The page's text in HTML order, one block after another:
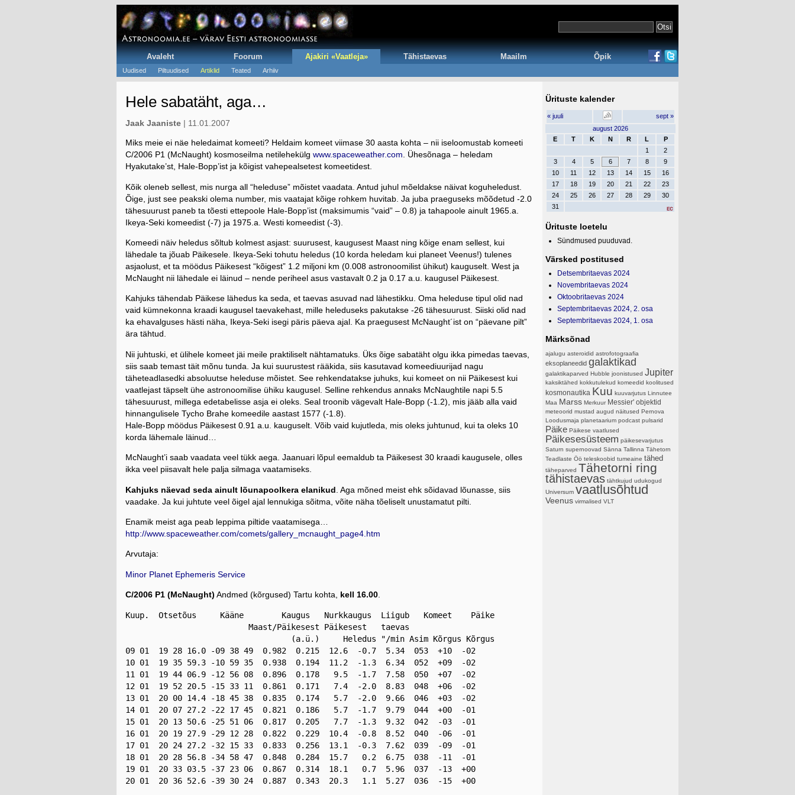
Avaleht Foorum Ajakiri «Vaatleja» Tähistaevas Maailm Õpik
Uudised Piltuudised Artiklid Teated Arhiiv
Hele sabatäht, aga…
Jaak Jaaniste | 11.01.2007
Miks meie ei näe heledaimat komeeti? Heldaim komeet viimase 30 aasta kohta – nii iseloomustab komeeti
C/2006 P1 (McNaught) kosmoseilma netilehekülg www.spaceweather.com. Ühesõnaga – heledam
Hyakutake’st, Hale-Bopp’ist ja kõigist vahepealsetest komeetidest.
Kõik oleneb sellest, mis nurga all “heleduse” mõistet vaadata. Antud juhul mõeldakse näivat koguheledust.
Õige, just see peakski olema number, mis vaatajat kõige rohkem huvitab. Ja juba praeguseks mõõdetud -2.0
tähesuurust paneb ta tõesti ettepoole Hale-Bopp’ist (maksimumis “vaid” – 0.8) ja tahapoole ainult 1965.a.
Ikeya-Seki komeedist (-7) ja 1975.a. Westi komeedist (-3).
Komeedi näiv heledus sõltub kolmest asjast: suurusest, kaugusest Maast ning kõige enam sellest, kui
lähedale ta jõuab Päikesele. Ikeya-Seki tohutu heledus (10 korda heledam kui planeet Veenus!) tulenes
asjaolust, et ta möödus Päikesest “kõigest” 1.2 miljoni km (0.008 astronoomilist ühikut) kauguselt. West ja
McNaught nii lähedale ei läinud – nende periheel asus vastavalt 0.2 ja 0.17 a.u. kaugusel Päikesest.
Kahjuks tähendab Päikese lähedus ka seda, et taevas asuvad nad lähestikku. Oma heleduse tipul olid nad
vaid kümnekonna kraadi kaugusel taevakehast, mille heleduseks pakutakse -26 tähesuurust. Siiski olid nad
ka ehavalguses hästi näha, Ikeya-Seki isegi päris päeva ajal. Ka praegusest McNaught´ist on “päevane pilt”
ära tähtud.
Nii juhtuski, et ülihele komeet jäi meile praktiliselt nähtamatuks. Üks õige sabatäht olgu ikka pimedas taevas,
siis saab temast täit mõnu tunda. Ja kui suurustest rääkida, siis kasutavad komeediuurijad nagu
täheteadlasedki absoluutse heleduse mõistet. See rehkendatakse juhuks, kui komeet on nii Päikesest kui
vaatlejast täpselt ühe astronoomilise ühiku kaugusel. Selline rehkendus annaks McNaughtile napi 5.5
tähesuurust, millega edetabelisse asja ei oleks. Seal troonib vägevalt Hale-Bopp (-1.2), mis jääb alla vaid
hinnangulisele Tycho Brahe komeedile aastast 1577 (-1.8).
Hale-Bopp möödus Päikesest 0.91 a.u. kauguselt. Võib vaid kujutleda, mis oleks juhtunud, kui ta oleks 10
korda lähemale läinud…
McNaught’i saab vaadata veel tükk aega. Jaanuari lõpul eemaldub ta Päikesest 30 kraadi kaugusele, olles
ikka veel piisavalt hele palja silmaga vaatamiseks.
Kahjuks näevad seda ainult lõunapoolkera elanikud . Aga mõned meist ehk sõidavad lõunasse, siis
vaadake. Ja kui juhtute veel õigel ajal lennukiga sõitma, võite näha tõeliselt unustamatut pilti.
Enamik meist aga peab leppima piltide vaatamisega…
http://www.spaceweather.com/comets/gallery_mcnaught_page4.htm
Arvutaja:
Minor Planet Ephemeris Service
C/2006 P1 (McNaught) Andmed (kõrgused) Tartu kohta, kell 16.00.
Kuup.  Otsetõus     Kääne        Kaugus   Nurkkaugus  Liigub   Komeet    Päike
                          Maast/Päikesest Päikesest   taevas
                                   (a.ü.)     Heledus "/min Asim Kõrgus Kõrgus
09 01  19 28 16.0 -09 38 49  0.982  0.215  12.6  -0.7  5.34  053  +10  -02
10 01  19 35 59.3 -10 59 35  0.938  0.194  11.2  -1.3  6.34  052  +09  -02
11 01  19 44 06.9 -12 56 08  0.896  0.178   9.5  -1.7  7.58  050  +07  -02
12 01  19 52 20.5 -15 33 11  0.861  0.171   7.4  -2.0  8.83  048  +06  -02
13 01  20 00 14.4 -18 45 38  0.835  0.174   5.7  -2.0  9.66  046  +03  -02
14 01  20 07 27.2 -22 17 45  0.821  0.186   5.7  -1.7  9.79  044  +00  -01
15 01  20 13 50.6 -25 51 06  0.817  0.205   7.7  -1.3  9.32  042  -03  -01
16 01  20 19 27.9 -29 12 28  0.822  0.229  10.4  -0.8  8.52  040  -06  -01
17 01  20 24 27.2 -32 15 33  0.833  0.256  13.1  -0.3  7.62  039  -09  -01
18 01  20 28 56.8 -34 58 47  0.848  0.284  15.7   0.2  6.75  038  -11  -01
19 01  20 33 03.5 -37 23 06  0.867  0.314  18.1   0.7  5.96  037  -13  +00
20 01  20 36 52.6 -39 30 24  0.887  0.343  20.3   1.1  5.27  036  -15  +00
Ürituste kalender
« juuli
sept »
august 2026
E
T K N R L
P
1
2
3
4 5 6 7 8
9
10
11 12 13 14 15
16
17
18 19 20 21 22
23
24
25 26 27 28 29
30
31
Ürituste loetelu
Sündmused puuduvad.
Värsked postitused
Detsembritaevas 2024
Novembritaevas 2024
Oktoobritaevas 2024
Septembritaevas 2024, 2. osa
Septembritaevas 2024, 1. osa
Märksõnad
ajalugu asteroidid astrofotograafia
eksoplaneedid galaktikad
galaktikaparved Hubble joonistused Jupiter
kaksiktähed kokkutulekud komeedid koolitused
kosmonautika Kuu kuuvarjutus Linnutee
Maa Marss Merkuur Messier' objektid
meteoorid mustad augud näitused Pernova
Loodusmaja planetaarium podcast pulsarid
Päike Päikese vaatlused
Päikesesüsteem päikesevarjutus
Saturn supernoovad Sänna Tallinna Tähetorn
Teadlaste Öö teleskoobid tumeaine tähed
täheparved Tähetorni ring
tähistaevas tähtkujud udukogud
Universum vaatlusõhtud
Veenus virmalised VLT